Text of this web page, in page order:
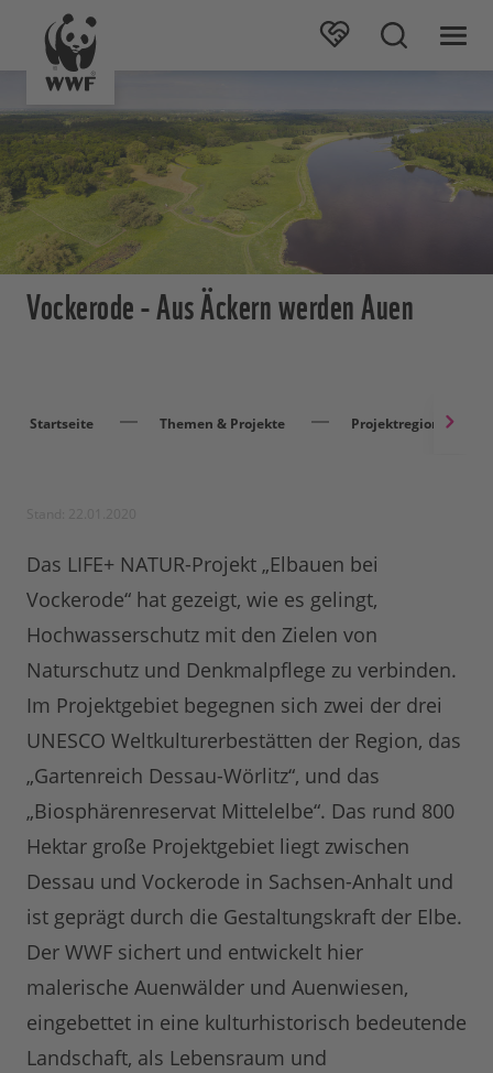
Vockerode - Aus Äckern werden Auen
Startseite Themen & Projekte Projektregionen
Das LIFE+ NATUR-Projekt „Elbauen bei
Vockerode“ hat gezeigt, wie es gelingt,
Hochwasserschutz mit den Zielen von
Naturschutz und Denkmalpflege zu verbinden.
Im Projektgebiet begegnen sich zwei der drei
UNESCO Weltkulturerbestätten der Region, das
„Gartenreich Dessau-Wörlitz“, und das
„Biosphärenreservat Mittelelbe“. Das rund 800
Hektar große Projektgebiet liegt zwischen
Dessau und Vockerode in Sachsen-Anhalt und
ist geprägt durch die Gestaltungskraft der Elbe.
Der WWF sichert und entwickelt hier
malerische Auenwälder und Auenwiesen,
eingebettet in eine kulturhistorisch bedeutende
Landschaft, als Lebensraum und